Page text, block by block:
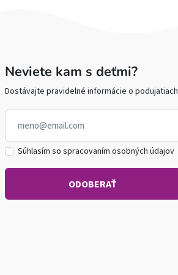
Neviete kam s deťmi?
Dostávajte pravidelné informácie o podujatiach
Súhlasím so spracovaním osobných údajov